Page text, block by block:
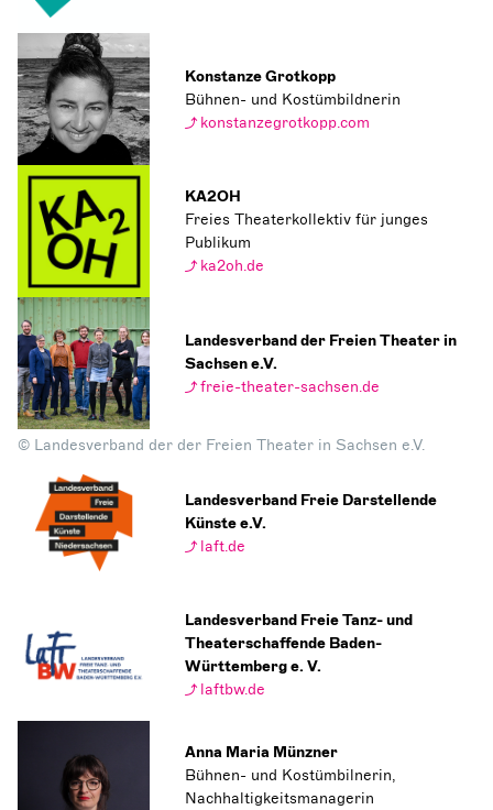
Konstanze Grotkopp
Bühnen- und Kostümbildnerin
konstanzegrotkopp.com
KA2OH
Freies Theaterkollektiv für junges
Publikum
ka2oh.de
Landesverband der Freien Theater in
Sachsen e.V.
freie-theater-sachsen.de
© Landesverband der der Freien Theater in Sachsen e.V.
Landesverband Freie Darstellende
Künste e.V.
laft.de
Landesverband Freie Tanz- und
Theaterschaffende Baden-
Württemberg e. V.
laftbw.de
Anna Maria Münzner
Bühnen- und Kostümbilnerin,
Nachhaltigkeitsmanagerin